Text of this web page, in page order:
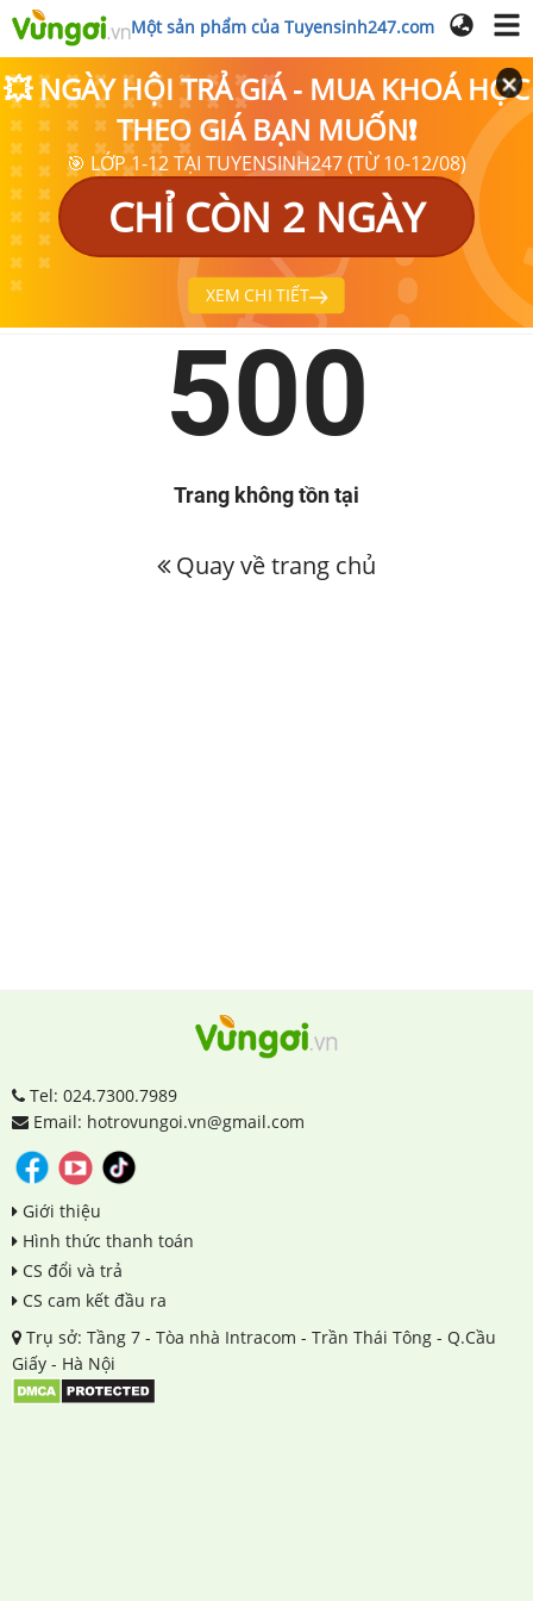
Một sản phẩm của Tuyensinh247.com
💥 NGÀY HỘI TRẢ GIÁ - MUA KHOÁ HỌC
THEO GIÁ BẠN MUỐN❗
🎯 LỚP 1-12 TẠI TUYENSINH247 (TỪ 10-12/08)
CHỈ CÒN 2 NGÀY
XEM CHI TIẾT
500
Trang không tồn tại
Quay về trang chủ
Tel: 024.7300.7989
Email: hotrovungoi.vn@gmail.com
Giới thiệu
Hình thức thanh toán
CS đổi và trả
CS cam kết đầu ra
Trụ sở: Tầng 7 - Tòa nhà Intracom - Trần Thái Tông - Q.Cầu
Giấy - Hà Nội